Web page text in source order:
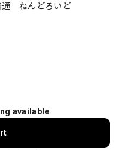
通 ねんどろいど
available